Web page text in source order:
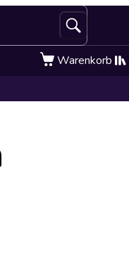
Warenkorb